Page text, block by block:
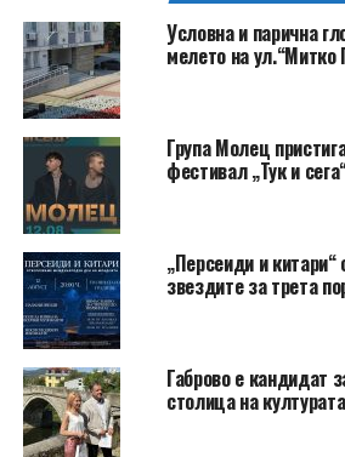
Условна и парична
мелето на ул.“Митко
Група Молец
фестивал „Тук и
„Персеиди и
звездите за трета
Габрово е кандидат
столица на